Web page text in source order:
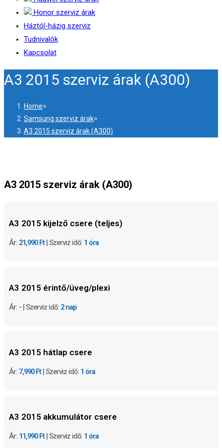
Honor szerviz árak
Háztól-házig szerviz
Tudnivalók
Kapcsolat
A3 2015 szerviz árak (A300)
Home>
Samsung szerviz árak>
A3 2015 szerviz árak (A300)
A3 2015 szerviz árak (A300)
A3 2015 kijelző csere (teljes)
Ár: 21,990 Ft| Szerviz idő: 1 óra
A3 2015 érintő/üveg/plexi
Ár: - | Szerviz idő: 2 nap
A3 2015 hátlap csere
Ár: 7,990 Ft| Szerviz idő: 1 óra
A3 2015 akkumulátor csere
Ár: 11,990 Ft| Szerviz idő: 1 óra